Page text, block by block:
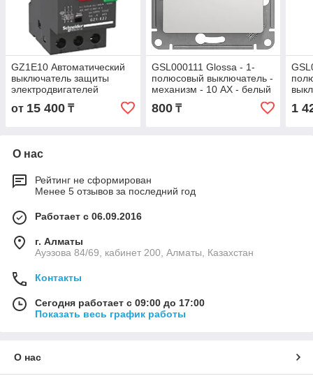
GZ1E10 Автоматический
выключатель защиты
электродвигателей
мощностью до 2.2кВт, на
токи 4 - 6.3А
от 15 400 ₸
GSL000111 Glossa - 1-
полюсовый выключатель -
механизм - 10 AX - белый
800₸ 1
О нас
Рейтинг не сформирован
Менее 5 отзывов за последний год
Работает с 06.09.2016
г. Алматы
Ауэзова 84/69, кабинет 200, Алматы, Казахстан
Контакты
Сегодня работает с 09:00 до 17:00
Показать весь график работы
О нас